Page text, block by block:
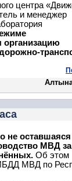
центра
и менеджер
организацию
не оставшаяся
МВД за
Об этом
МВД по